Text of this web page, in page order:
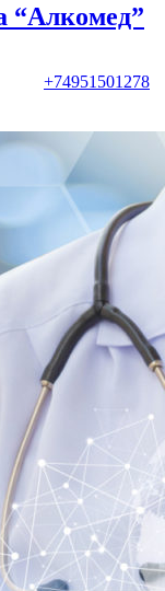
“Алкомед”
+74951501278